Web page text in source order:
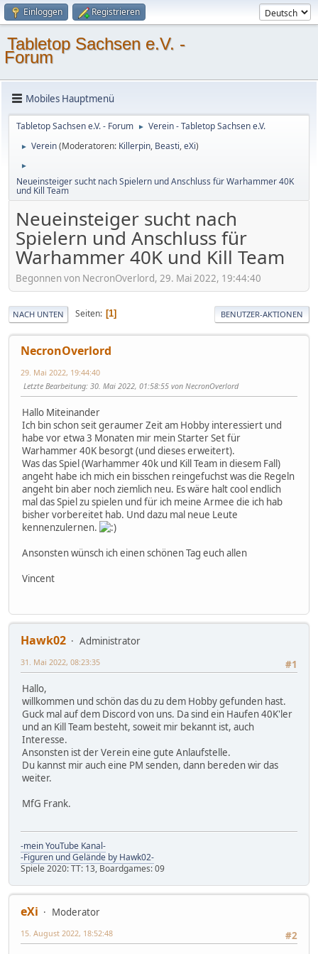
Einloggen Registrieren
Tabletop Sachsen e.V. -
Forum
Mobiles Hauptmenü
Tabletop Sachsen e.V. - Forum ► Verein - Tabletop Sachsen e.V.
► Verein(Moderatoren: Killerpin, Beasti,eXi)
►
Neueinsteiger sucht nach Spielern und Anschluss für Warhammer 40K
und Kill Team
Neueinsteiger sucht nach
Spielern und Anschluss für
Warhammer 40K und Kill Team
Begonnen von NecronOverlord, 29. Mai 2022, 19:44:40
NACH UNTEN Seiten 1 BENUTZER-AKTIONEN
NecronOverlord
29. Mai 2022, 19:44:40
Letzte Bearbeitung: 30. Mai 2022, 01:58:55 von NecronOverlord
Hallo Miteinander
Ich bin schon seit geraumer Zeit am Hobby interessiert und
habe vor etwa 3 Monaten mir mein Starter Set für
Warhammer 40K besorgt (und dieses erweitert).
Was das Spiel (Warhammer 40k und Kill Team in diesem Fall)
angeht habe ich mich ein bisschen reingefuchst was die Regeln
angeht bin aber noch ziemlich neu. Es wäre halt cool endlich
mal das Spiel zu spielen und für ich meine Armee die ich hab
bisher vorbereitet hab. Und dazu mal neue Leute
kennenzulernen.
Ansonsten wünsch ich einen schönen Tag euch allen
Vincent
Hawk02
Administrator
#1
31. Mai 2022, 08:23:35
Hallo,
willkommen und schön das du zu dem Hobby gefunden hast.
Guck mal auf dem Discord von uns. Da sind ein Haufen 40K'ler
und an Kill Team besteht, soweit mir bekannt ist, auch
Interesse.
Ansonsten ist der Verein eine gute Anlaufstelle.
Du kannst mir auch eine PM senden, dann bereden wir das
weiter.
MfG Frank.
-mein YouTube Kanal-
-Figuren und Gelände by Hawk02-
Spiele 2020: TT: 13, Boardgames: 09
eXi
Moderator
#2
15. August 2022, 18:52:48